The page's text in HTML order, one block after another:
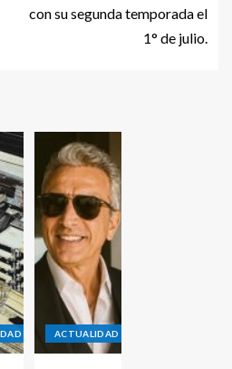
con su segunda temporada el
1° de julio.
ACTUALIDAD